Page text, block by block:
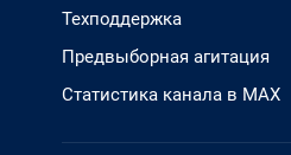
Техподдержка
Предвыборная агитация
Статистика канала в MAX